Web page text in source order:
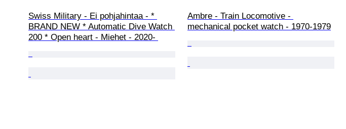
Swiss Military - Ei pohjahintaa - *
BRAND NEW * Automatic Dive Watch
200 * Open heart - Miehet - 2020-
Ambre - Train Locomotive -
mechanical pocket watch - 1970-1979